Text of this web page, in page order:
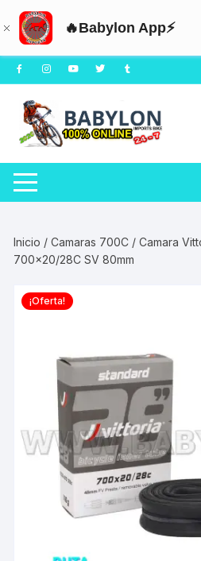
🔥Babylon App⚡
Saltar
al
contenido
Inicio /Camaras 700C / Camara
700×20/28C SV 80mm
¡Oferta!